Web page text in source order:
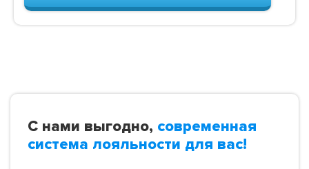
С нами выгодно, современная
система лояльности для вас!